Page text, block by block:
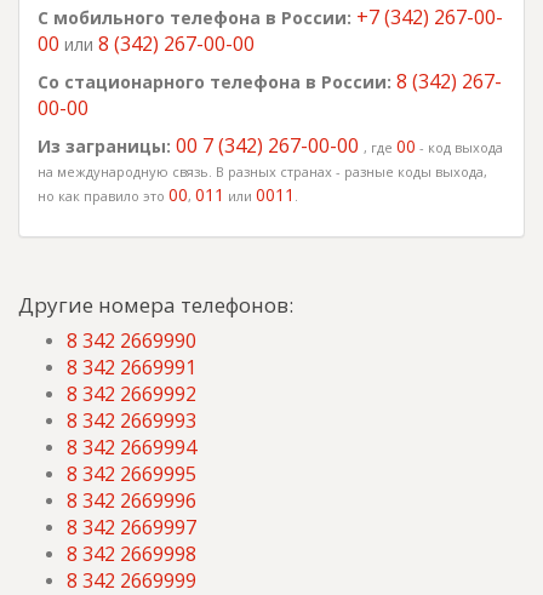
С мобильного телефона в России: +7 (342) 267-00-
00 или 8 (342) 267-00-00
Со стационарного телефона в России: 8 (342) 267-
00-00
Из заграницы: 00 7 (342) 267-00-00 , где 00 - код выхода
на международную связь. В разных странах - разные коды выхода,
но как правило это 00, 011 или 0011 .
Другие номера телефонов:
8 342 2669990
8 342 2669991
8 342 2669992
8 342 2669993
8 342 2669994
8 342 2669995
8 342 2669996
8 342 2669997
8 342 2669998
8 342 2669999